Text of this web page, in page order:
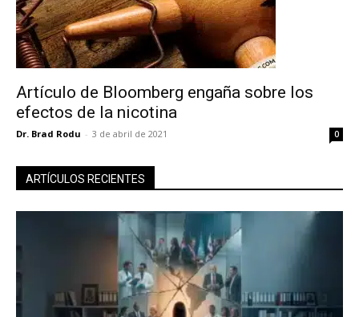
Artículo de Bloomberg engaña sobre los
efectos de la nicotina
Dr. Brad Rodu - 3 de abril de 2021 0
ARTÍCULOS RECIENTES